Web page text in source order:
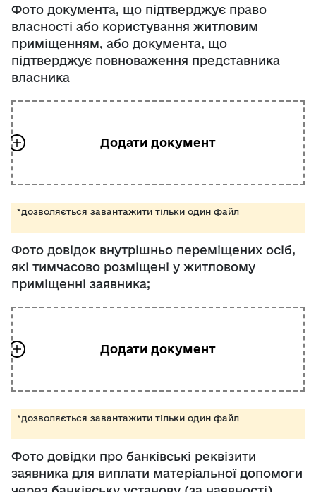
Фото документа, що підтверджує право
власності або користування житловим
приміщенням, або документа, що
підтверджує повноваження представника
власника
*дозволяється завантажити тільки один файл
Фото довідок внутрішньо переміщених осіб,
які тимчасово розміщені у житловому
приміщенні заявника;
*дозволяється завантажити тільки один файл
Фото довідки про банківські реквізити
заявника для виплати матеріальної допомоги